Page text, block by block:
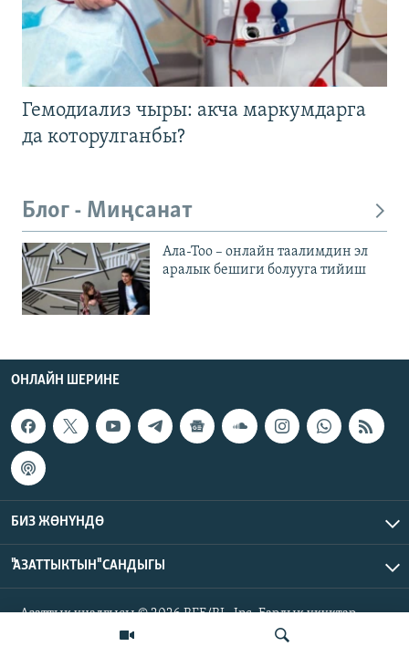
Гемодиализ чыры: акча маркумдарга
да которулганбы?
Блог - Миңсанат
Ала-Тоо – онлайн таалимдин эл
аралык бешиги болууга тийиш
ОНЛАЙН ШЕРИНЕ
БИЗ ЖӨНҮНДӨ
"АЗАТТЫКТЫН" САНДЫГЫ
Азаттык үналгысы © 2026 RFE/RL, Inc. Бардык укуктар